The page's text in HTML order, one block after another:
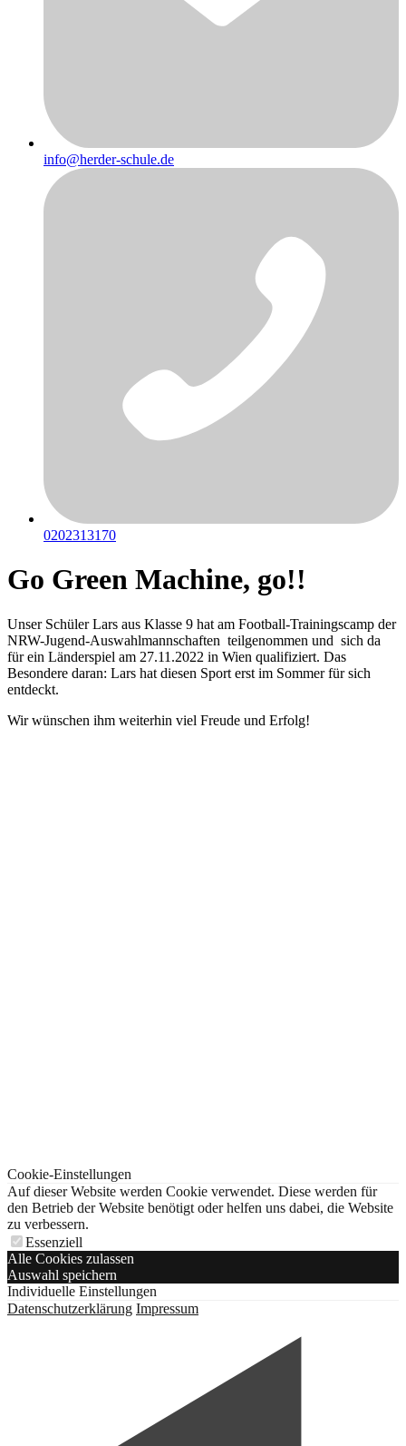
info@herder-schule.de
0202313170
Go Green Machine, go!!
Unser Schüler Lars aus Klasse 9 hat am Football-Trainingscamp der
NRW-Jugend-Auswahlmannschaften teilgenommen und sich da
für ein Länderspiel am 27.11.2022 in Wien qualifiziert. Das
Besondere daran: Lars hat diesen Sport erst im Sommer für sich
entdeckt.
Wir wünschen ihm weiterhin viel Freude und Erfolg!
Cookie-Einstellungen
Auf dieser Website werden Cookie verwendet. Diese werden für
den Betrieb der Website benötigt oder helfen uns dabei, die Website
zu verbessern.
Essenziell
Alle Cookies zulassen
Auswahl speichern
Individuelle Einstellungen
Datenschutzerklärung Impressum